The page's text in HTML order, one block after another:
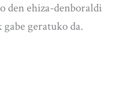
den ehiza-denboraldi
geratuko da.